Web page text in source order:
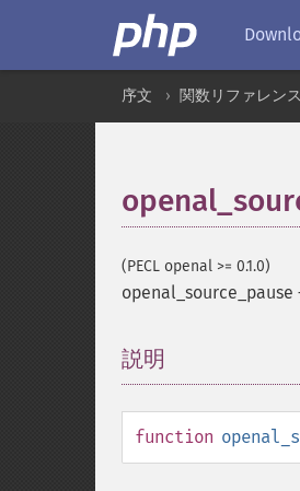
序文 関数リファレンス
(PECL openal >= 0.1.0)
openal_source_pause
説明
function